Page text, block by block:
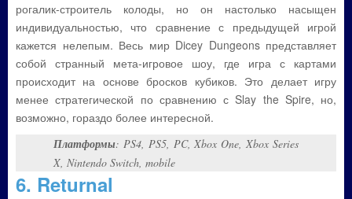
рогалик-строитель колоды, но он настолько насыщен
индивидуальностью, что сравнение с предыдущей игрой
кажется нелепым. Весь мир Dicey Dungeons представляет
собой странный мета-игровое шоу, где игра с картами
происходит на основе бросков кубиков. Это делает игру
менее стратегической по сравнению с Slay the Spire, но,
возможно, гораздо более интересной.
Платформы: PS4, PS5, PC, Xbox One, Xbox Series
X, Nintendo Switch, mobile
6. Returnal